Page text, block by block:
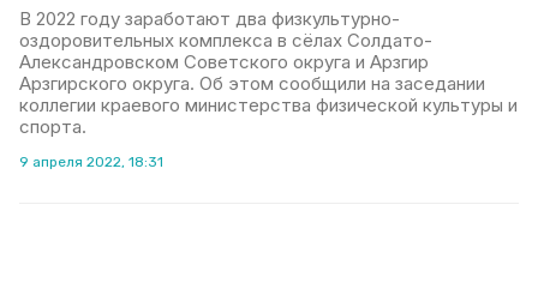
В 2022 году заработают два физкультурно-
оздоровительных комплекса в сёлах Солдато-
Александровском Советского округа и Арзгир
Арзгирского округа. Об этом сообщили на заседании
коллегии краевого министерства физической культуры и
спорта.
9 апреля 2022, 18:31